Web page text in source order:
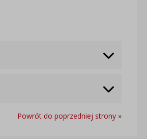
Powrót do poprzedniej strony »